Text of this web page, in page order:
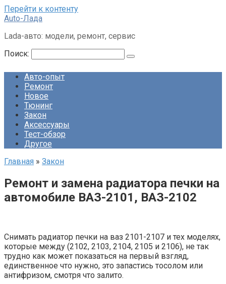
Перейти к контенту
Auto-Лада
Lada-авто: модели, ремонт, сервис
Поиск:
Авто-опыт
Ремонт
Новое
Тюнинг
Закон
Аксессуары
Тест-обзор
Другое
Главная » Закон
Ремонт и замена радиатора печки на
автомобиле ВАЗ-2101, ВАЗ-2102
Снимать радиатор печки на ваз 2101-2107 и тех моделях,
которые между (2102, 2103, 2104, 2105 и 2106), не так
трудно как может показаться на первый взгляд,
единственное что нужно, это запастись тосолом или
антифризом, смотря что залито.